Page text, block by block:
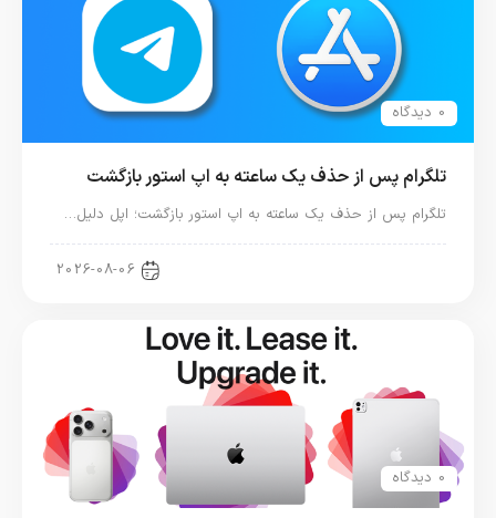
0 دیدگاه
تلگرام پس از حذف یک ساعته به اپ استور بازگشت
تلگرام پس از حذف یک ساعته به اپ استور بازگشت؛ اپل دلیل…
2026-08-06
0 دیدگاه